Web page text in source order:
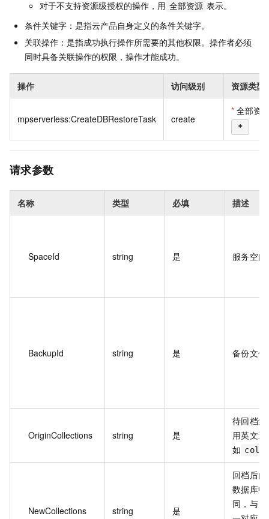
对于不支持资源级授权的操作，用 全部资源 表示。
条件关键字：是指云产品自身定义的条件关键字。
关联操作：是指成功执行操作所需要的其他权限。操作者必须
同时具备关联操作的权限，操作才能成功。
操作 访问级别 资源类型
mpserverless:CreateDBRestoreTask create
* 全部资
*
请求参数
名称 类型 必填 描述
SpaceId string 是 服务空
BackupId string 是 备份文
OriginCollections string 是
待回档
用英文
如
NewCollections string 是
回档后
数据库
同，与